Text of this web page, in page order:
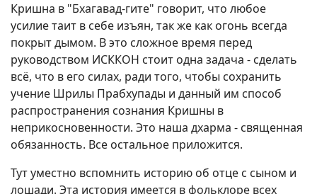
Кришна в "Бхагавад-гите" говорит, что любое
усилие таит в себе изъян, так же как огонь всегда
покрыт дымом. В это сложное время перед
руководством ИСККОН стоит одна задача - сделать
всё, что в его силах, ради того, чтобы сохранить
учение Шрилы Прабхупады и данный им способ
распространения сознания Кришны в
неприкосновенности. Это наша дхарма - священная
обязанность. Все остальное приложится.
Тут уместно вспомнить историю об отце с сыном и
лошади. Эта история имеется в фольклоре всех